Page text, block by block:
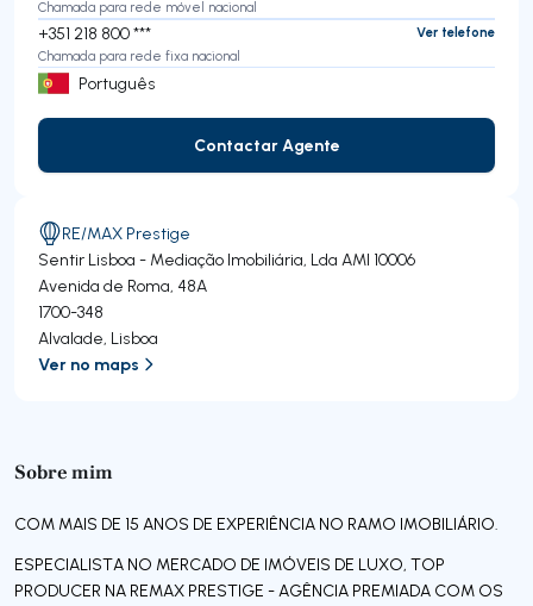
Sobre mim
COM MAIS DE 15 ANOS DE EXPERIÊNCIA NO RAMO IMOBILIÁRIO.
ESPECIALISTA NO MERCADO DE IMÓVEIS DE LUXO, TOP
PRODUCER NA REMAX PRESTIGE - AGÊNCIA PREMIADA COM OS
Chamada para rede móvel nacional
+351 218 800 ***
Ver telefone
Chamada para rede fixa nacional
Português
Contactar Agente
Contactar Agente
RE/MAX Prestige
Sentir Lisboa - Mediação Imobiliária, Lda AMI 10006
Avenida de Roma, 48A
1700-348
Alvalade, Lisboa
Ver no maps